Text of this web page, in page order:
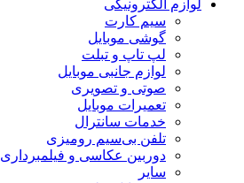
لوازم الکترونیکی
سیم کارت
گوشی موبایل
لپ تاپ و تبلت
لوازم جانبی موبایل
صوتی و تصویری
تعمیرات موبایل
خدمات سانترال
تلفن بی‌سیم رومیزی
دوربین عکاسی و فیلمبرداری
سایر